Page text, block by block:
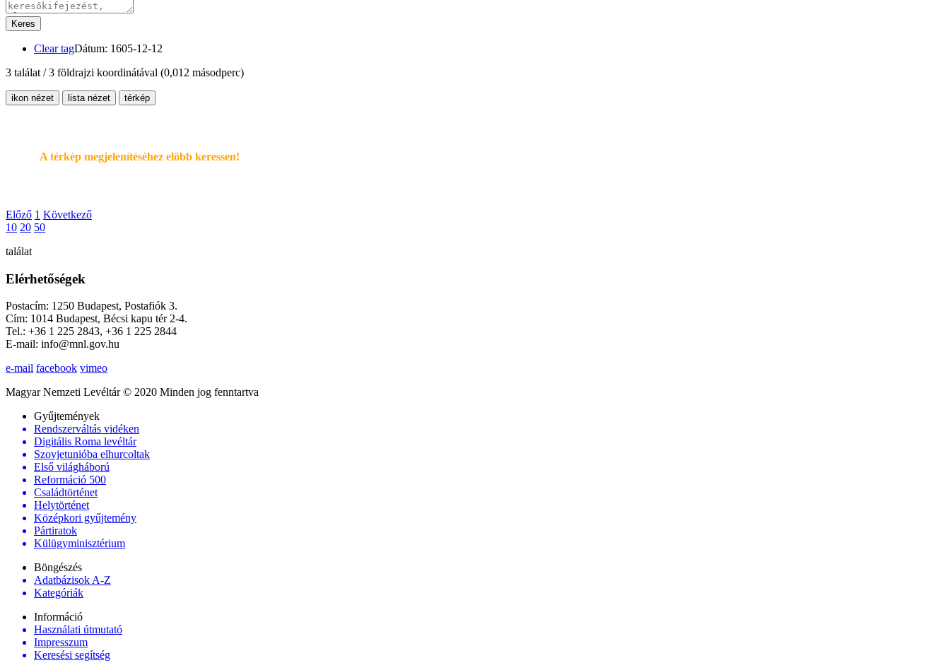
Keres
Clear tagDátum: 1605-12-12
3 találat / 3 földrajzi koordinátával (0,012 másodperc)
ikon nézet lista nézet térkép
A térkép megjelenítéséhez elöbb keressen!
Előző 1 Következő
10 20 50
találat
Elérhetőségek
Postacím: 1250 Budapest, Postafiók 3.
Cím: 1014 Budapest, Bécsi kapu tér 2-4.
Tel.: +36 1 225 2843, +36 1 225 2844
E-mail: info@mnl.gov.hu
e-mail facebook vimeo
Magyar Nemzeti Levéltár © 2020 Minden jog fenntartva
Gyűjtemények
Rendszerváltás vidéken
Digitális Roma levéltár
Szovjetunióba elhurcoltak
Első világháború
Reformáció 500
Családtörténet
Helytörténet
Középkori gyűjtemény
Pártiratok
Külügyminisztérium
Böngészés
Adatbázisok A-Z
Kategóriák
Információ
Használati útmutató
Impresszum
Keresési segítség